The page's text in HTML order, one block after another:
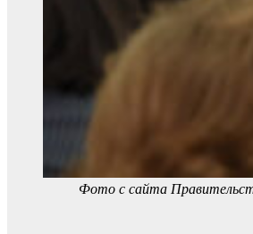
Фото с сайта